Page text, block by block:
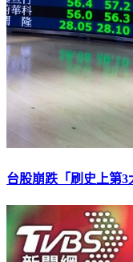
台股崩跌「刷史上第